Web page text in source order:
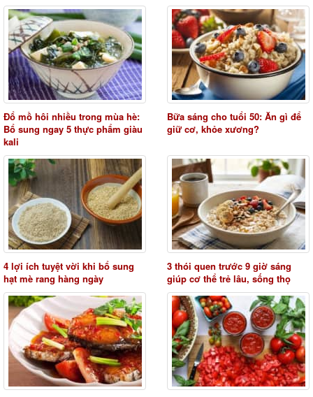
Đổ mồ hôi nhiều trong mùa hè:
Bổ sung ngay 5 thực phẩm giàu
kali
Bữa sáng cho tuổi 50: Ăn gì để
giữ cơ, khỏe xương?
4 lợi ích tuyệt vời khi bổ sung
hạt mè rang hàng ngày
3 thói quen trước 9 giờ sáng
giúp cơ thể trẻ lâu, sống thọ